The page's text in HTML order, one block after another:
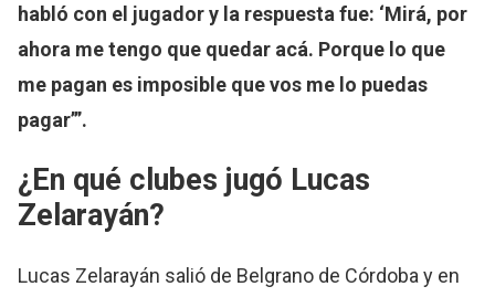
habló con el jugador y la respuesta fue: ‘Mirá, por
ahora me tengo que quedar acá. Porque lo que
me pagan es imposible que vos me lo puedas
pagar’”.
¿En qué clubes jugó Lucas
Zelarayán?
Lucas Zelarayán salió de Belgrano de Córdoba y en